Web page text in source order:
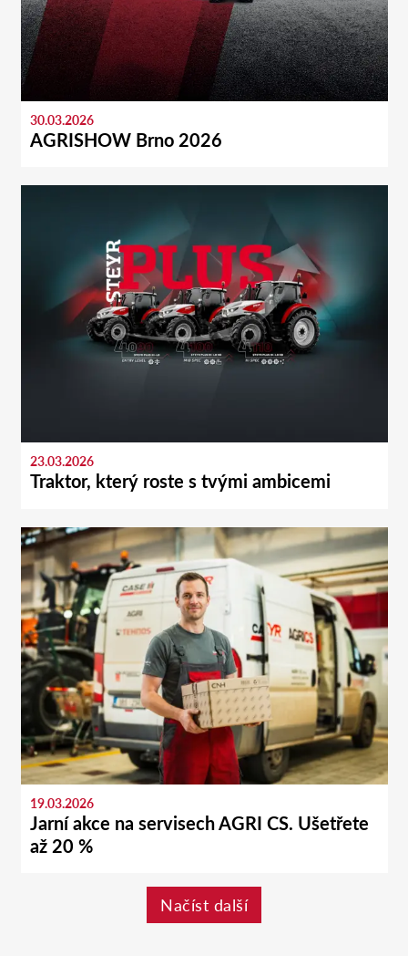
30.03.2026
AGRISHOW Brno 2026
23.03.2026
Traktor, který roste s tvými ambicemi
19.03.2026
Jarní akce na servisech AGRI CS. Ušetřete
až 20 %
Načíst další